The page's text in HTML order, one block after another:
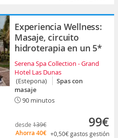
Experiencia Wellness:
Masaje, circuito
hidroterapia en un 5*
Serena Spa Collection - Grand
Hotel Las Dunas
(Estepona)
Spas con
masaje
90 minutos
desde 139€
Ahorra 40€
99€
+0,50€gastos gestión